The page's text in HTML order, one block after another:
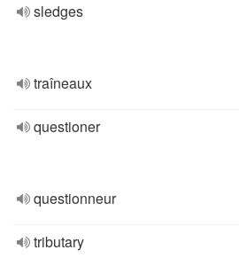
sledges
traîneaux
questioner
questionneur
tributary